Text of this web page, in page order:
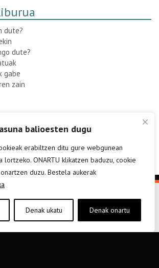
balioesten dugu
erabiltzen ditu gure webgunean
lortzeko. ONARTU klikatzen baduzu, cookie
duzu. Bestela aukerak
Denak ukatu Denak onartu
dute?
dute?
gabe
zain